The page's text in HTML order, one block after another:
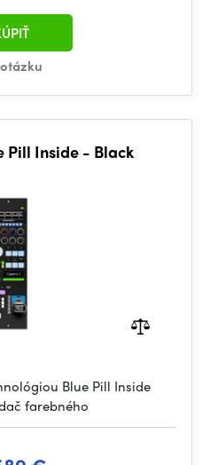
Pill Inside - Black
Blue Pill Inside
farebného